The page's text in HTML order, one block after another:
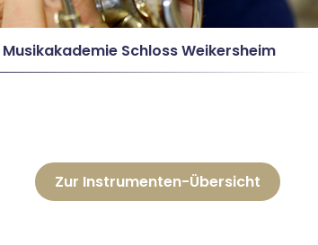
Schloss Weikersheim
– 18.07.2026
Zur Instrumenten-Übersicht